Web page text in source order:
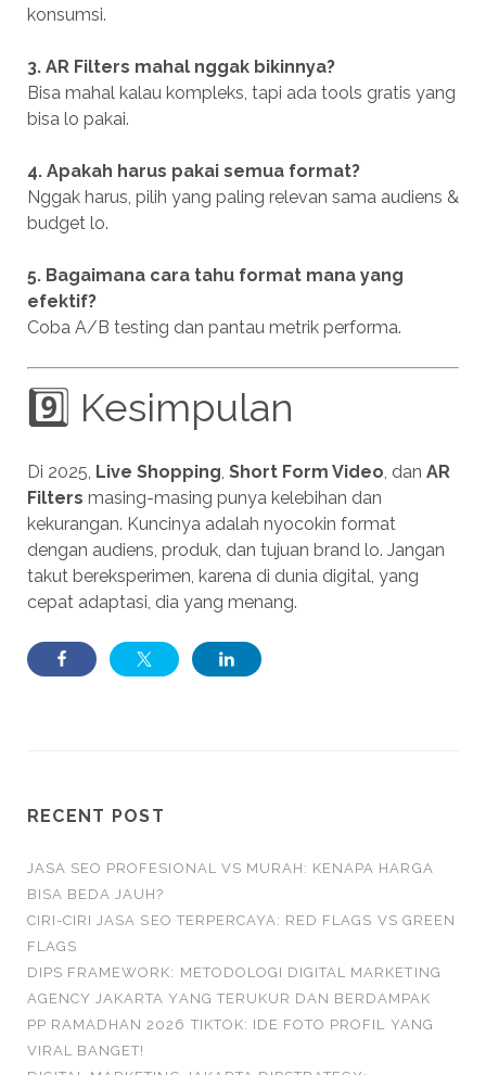
konsumsi.
3. AR Filters mahal nggak bikinnya?
Bisa mahal kalau kompleks, tapi ada tools gratis yang
bisa lo pakai.
4. Apakah harus pakai semua format?
Nggak harus, pilih yang paling relevan sama audiens &
budget lo.
5. Bagaimana cara tahu format mana yang
efektif?
Coba A/B testing dan pantau metrik performa.
9️⃣ Kesimpulan
Di 2025, Live Shopping Short Form Video , dan AR
Filters masing-masing punya kelebihan dan
kekurangan. Kuncinya adalah nyocokin format
dengan audiens, produk, dan tujuan brand lo. Jangan
takut bereksperimen, karena di dunia digital, yang
cepat adaptasi, dia yang menang.
RECENT POST
JASA SEO PROFESIONAL VS MURAH: KENAPA HARGA
BISA BEDA JAUH?
CIRI-CIRI JASA SEO TERPERCAYA: RED FLAGS VS GREEN
FLAGS
DIPS FRAMEWORK: METODOLOGI DIGITAL MARKETING
AGENCY JAKARTA YANG TERUKUR DAN BERDAMPAK
PP RAMADHAN 2026 TIKTOK: IDE FOTO PROFIL YANG
VIRAL BANGET!